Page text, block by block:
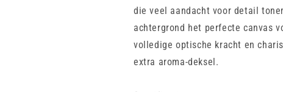
die veel aandacht voor detail
achtergrond het perfecte canvas
volledige optische kracht en
extra aroma-deksel.